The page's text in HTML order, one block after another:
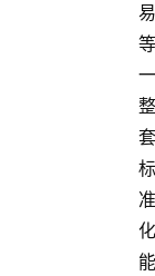
易
等
一
整
套
标
准
化
能